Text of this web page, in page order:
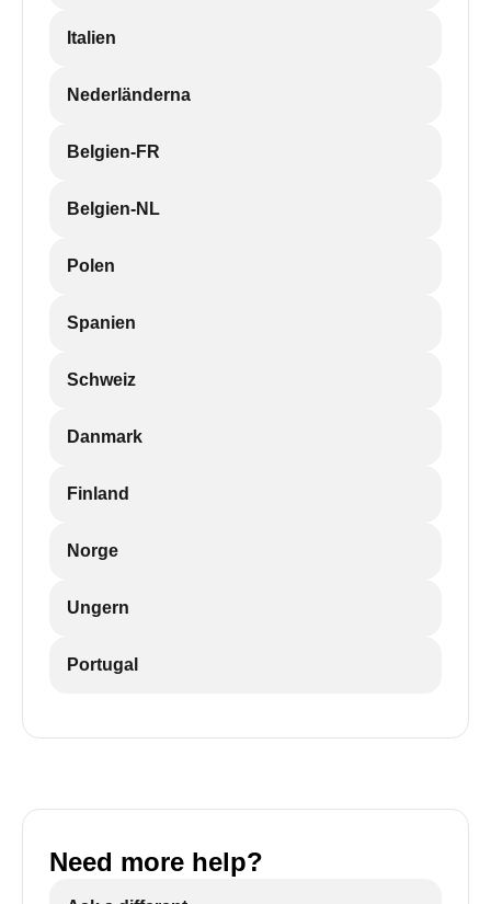
Italien
Nederländerna
Belgien-FR
Belgien-NL
Polen
Spanien
Schweiz
Danmark
Finland
Norge
Ungern
Portugal
Need more help?